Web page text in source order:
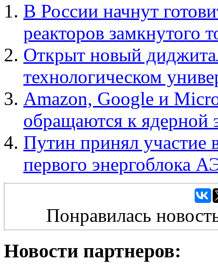
В России начнут
реакторов замкнутого
Открыт новый
технологическом
Amazon, Google и
обращаются к ядерной
Путин принял участие
первого энергоблока
Понравилась
Новости партнеров: